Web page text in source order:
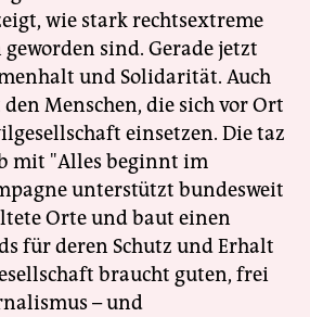
wie stark rechtsextreme
sind. Gerade jetzt
und Solidarität. Auch
Menschen, die sich vor Ort
einsetzen. Die taz
mit "Alles beginnt im
unterstützt bundesweit
Orte und baut einen
für deren Schutz und Erhalt
braucht guten, frei
– und